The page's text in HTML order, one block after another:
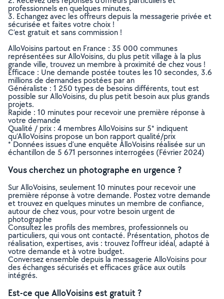
professionnels en quelques minutes.
3. Echangez avec les offreurs depuis la messagerie privée et
sécurisée et faites votre choix !
C’est gratuit et sans commission !
AlloVoisins partout en France : 35 000 communes
représentées sur AlloVoisins, du plus petit village à la plus
grande ville, trouvez un membre à proximité de chez vous !
Efficace : Une demande postée toutes les 10 secondes, 3.6
millions de demandes postées par an
Généraliste : 1 250 types de besoins différents, tout est
possible sur AlloVoisins, du plus petit besoin aux plus grands
projets.
Rapide : 10 minutes pour recevoir une première réponse à
votre demande
Qualité / prix : 4 membres AlloVoisins sur 5* indiquent
qu’AlloVoisins propose un bon rapport qualité/prix
* Données issues d’une enquête AlloVoisins réalisée sur un
échantillon de 5 671 personnes interrogées (Février 2024)
Vous cherchez un photographe en urgence ?
Sur AlloVoisins, seulement 10 minutes pour recevoir une
première réponse à votre demande. Postez votre demande
et trouvez en quelques minutes un membre de confiance,
autour de chez vous, pour votre besoin urgent de
photographe
Consultez les profils des membres, professionnels ou
particuliers, qui vous ont contacté. Présentation, photos de
réalisation, expertises, avis : trouvez l'offreur idéal, adapté à
votre demande et à votre budget.
Conversez ensemble depuis la messagerie AlloVoisins pour
des échanges sécurisés et efficaces grâce aux outils
intégrés.
Est-ce que AlloVoisins est gratuit ?